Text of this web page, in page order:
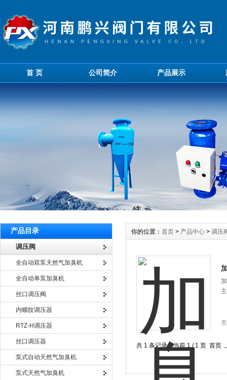
首 页 公司简介 产品展示
产品目录
调压阀
全自动双泵天然气加臭机
全自动单泵加臭机
丝口调压阀
内螺纹调压器
RTZ-H调压器
丝口调压器
泵式自动天然气加臭机
泵式天然气加臭机
你的位置： 首页 > 产品中心 > 调压
共 1 条记录，当前 1 / 1 页 首页